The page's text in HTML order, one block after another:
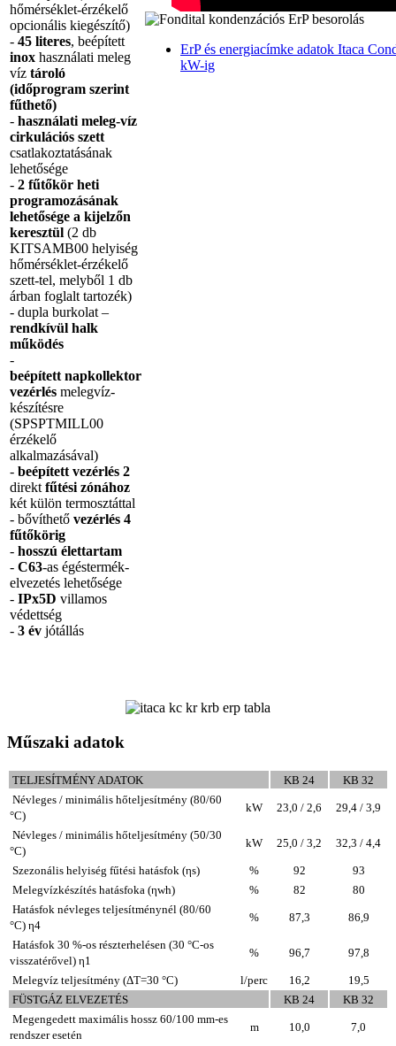
hőmérséklet-érzékelő
opcionális kiegészítő)
- 45 literes, beépített
inox használati meleg
víz tároló
(időprogram szerint
fűthető)
- használati meleg-víz
cirkulációs szett
csatlakoztatásának
lehetősége
- 2 fűtőkör heti
programozásának
lehetősége a kijelzőn
keresztül (2 db
KITSAMB00 helyiség
hőmérséklet-érzékelő
szett-tel, melyből 1 db
árban foglalt tartozék)
- dupla burkolat –
rendkívül halk
működés
-
beépített napkollektor
vezérlés melegvíz-
készítésre
(SPSPTMILL00
érzékelő
alkalmazásával)
- beépített vezérlés 2
direkt fűtési zónához
két külön termosztáttal
- bővíthető vezérlés 4
fűtőkörig
- hosszú élettartam
- C63-as égéstermék-
elvezetés lehetősége
- IPx5D villamos
védettség
- 3 év jótállás
ErP és energiacímke adatok Itaca
kW-ig
Műszaki adatok
TELJESÍTMÉNY ADATOK KB 24
KB 32
Névleges / minimális hőteljesítmény (80/60
°C)
kW 23,0 / 2,6 29,4 / 3,9
Névleges / minimális hőteljesítmény (50/30
°C)
kW 25,0 / 3,2 32,3 / 4,4
Szezonális helyiség fűtési hatásfok (ηs) % 92
93
Melegvízkészítés hatásfoka (ηwh)
% 82
80
Hatásfok névleges teljesítménynél (80/60
°C) η4
% 87,3 86,9
Hatásfok 30 %-os részterhelésen (30 °C-os
visszatérővel) η1
% 96,7 97,8
Melegvíz teljesítmény (ΔT=30 °C) l/perc 16,2
19,5
FÜSTGÁZ ELVEZETÉS
KB 24
KB 32
Megengedett maximális hossz 60/100 mm-es
rendszer esetén
m 10,0 7,0